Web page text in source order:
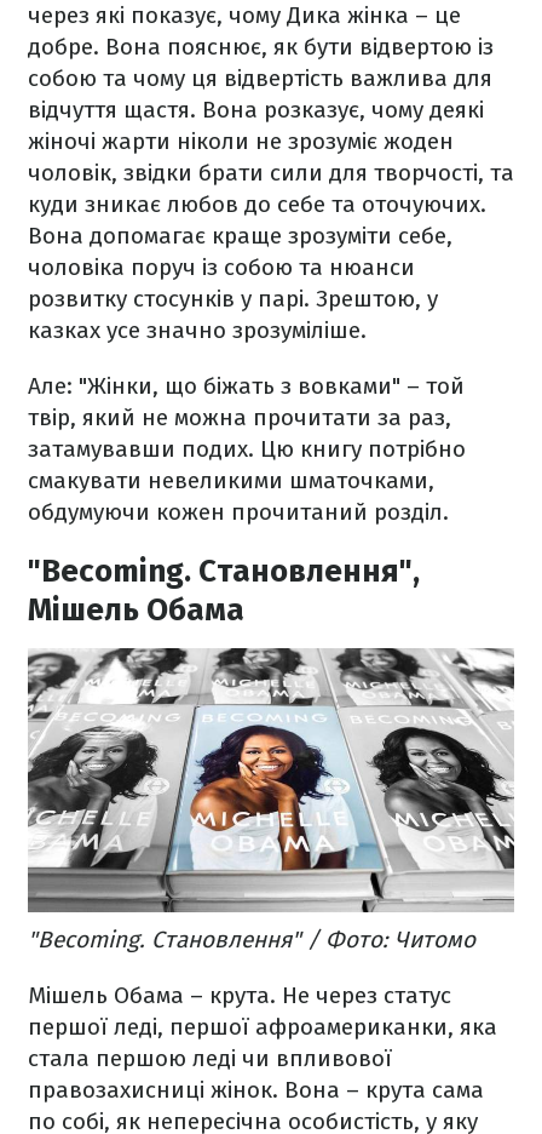
через які показує, чому Дика жінка – це
добре. Вона пояснює, як бути відвертою із
собою та чому ця відвертість важлива для
відчуття щастя. Вона розказує, чому деякі
жіночі жарти ніколи не зрозуміє жоден
чоловік, звідки брати сили для творчості, та
куди зникає любов до себе та оточуючих.
Вона допомагає краще зрозуміти себе,
чоловіка поруч із собою та нюанси
розвитку стосунків у парі. Зрештою, у
казках усе значно зрозуміліше.
Але: "Жінки, що біжать з вовками" – той
твір, який не можна прочитати за раз,
затамувавши подих. Цю книгу потрібно
смакувати невеликими шматочками,
обдумуючи кожен прочитаний розділ.
"Becoming. Становлення",
Мішель Обама
"Becoming. Становлення" / Фото: Читомо
Мішель Обама – крута. Не через статус
першої леді, першої афроамериканки, яка
стала першою леді чи впливової
правозахисниці жінок. Вона – крута сама
по собі, як непересічна особистість, у яку